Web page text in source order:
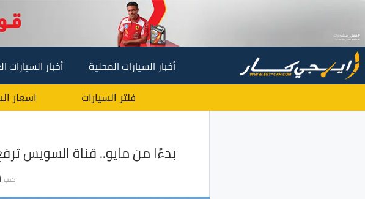
أخبار السيارات المحلية أخبار السيارات
فلتر السيارات اسعار
بدءًا من مايو.. قناة السويس
كتب